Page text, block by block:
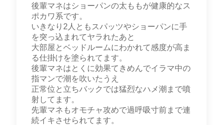
後輩マネはショーパンの太ももが健康的なス
ポカワ系です。
いきなり2人ともスパッツやショーパンに手
を突っ込まれてヤラれたあと
大部屋とベッドルームにわかれて感度が高ま
る仕掛けを塗られてます。
後輩マネはとくに効果てきめんでイラマ中の
指マンで潮を吹いたうえ
正常位と立ちバックでは猛烈なハメ潮まで噴
射してます。
先輩マネもオモチャ攻めで過呼吸寸前まで連
続イキさせられてます。